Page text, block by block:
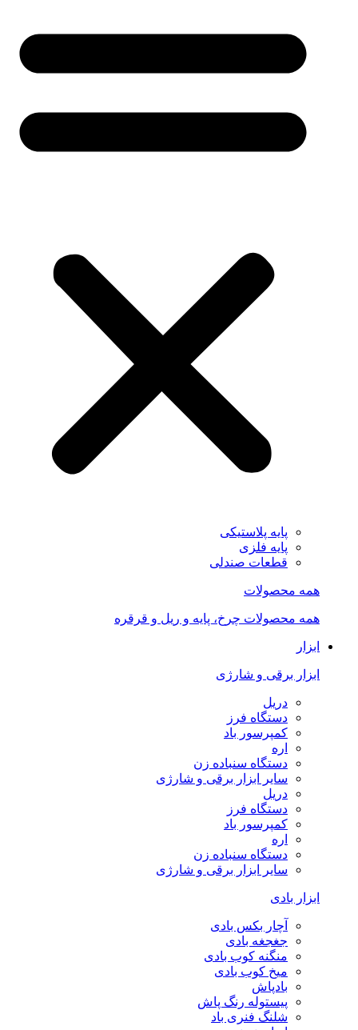
پایه پلاستیکی
پایه فلزی
قطعات صندلی
همه محصولات
همه محصولات چرخ، پایه و ریل و قرقره
ابزار
ابزار برقی و شارژی
دریل
دستگاه فرز
کمپرسور باد
اره
دستگاه سنباده زن
سایر ابزار برقی و شارژی
دریل
دستگاه فرز
کمپرسور باد
اره
دستگاه سنباده زن
سایر ابزار برقی و شارژی
ابزار بادی
آچار بکس بادی
جغجغه بادی
منگنه کوب بادی
میخ کوب بادی
بادپاش
پیستوله رنگ پاش
شلنگ فنری باد